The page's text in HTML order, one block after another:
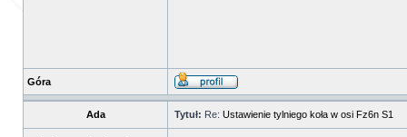
Góra
Ada Tytuł: Re: Ustawienie tylniego koła w osi Fz6n S1